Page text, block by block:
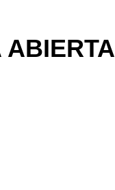
ABIERTA